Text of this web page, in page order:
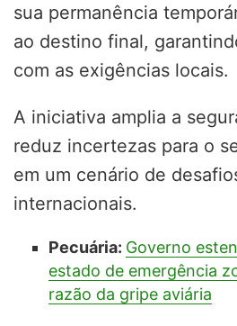
sua permanência
ao destino final,
com as exigências locais.
A iniciativa amplia a
reduz incertezas para o
em um cenário de
internacionais.
Pecuária: Governo
estado de emergência
razão da gripe aviária